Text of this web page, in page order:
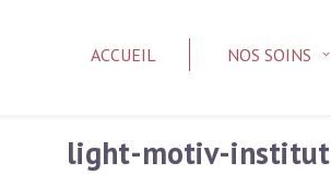
ACCUEIL NOS SOINS
light-motiv-institut